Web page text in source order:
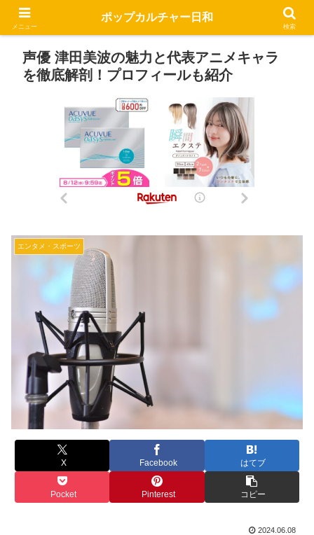
声優 津田美波の魅力と代表アニメキャラ
を徹底解剖！プロフィールも紹介
エンタメ・スポーツ
X Facebook はてブ
Pocket Pinterest コピー
2024.06.08
メニュー
ポップカルチャー日和
検索